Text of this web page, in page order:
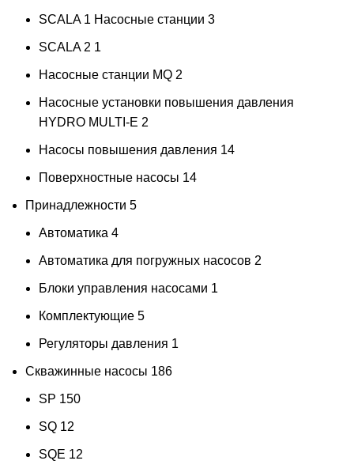
SCALA 1 Насосные станции 3
SCALA 2 1
Насосные станции MQ 2
Насосные установки повышения давления
HYDRO MULTI-E 2
Насосы повышения давления 14
Поверхностные насосы 14
Принадлежности 5
Автоматика 4
Автоматика для погружных насосов 2
Блоки управления насосами 1
Комплектующие 5
Регуляторы давления 1
Скважинные насосы 186
SP 150
SQ 12
SQE 12